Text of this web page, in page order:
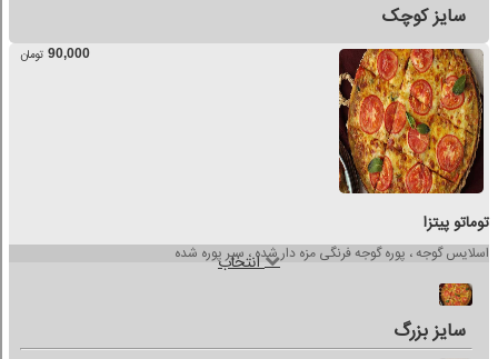
سایز کوچک
90,000 تومان
توماتو پیتزا
اسلایس گوجه ، پوره گوجه فرنگی مزه دار شده ، سیر پوره شده
انتخاب
سایز بزرگ